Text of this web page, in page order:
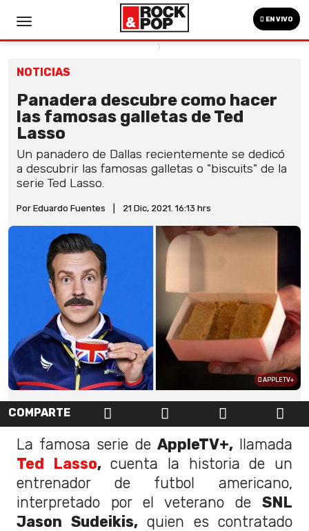
EN VIVO
NOTICIAS
Panadera descubre como hacer
las famosas galletas de Ted
Lasso
Un panadero de Dallas recientemente se dedicó
a descubrir las famosas galletas o "biscuits" de la
serie Ted Lasso.
Por Eduardo Fuentes 21 Dic, 2021. 16:13 hrs
APPLETV+
COMPARTE
La famosa serie de AppleTV+,llamada
Ted Lasso,cuenta la historia de un
entrenador de futbol americano,
interpretado por el veterano de SNL
Jason Sudeikis,quien es contratado